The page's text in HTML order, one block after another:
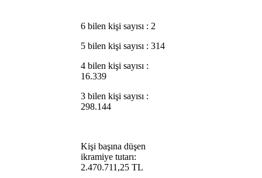
6 bilen kişi sayısı : 2
5 bilen kişi sayısı : 314
4 bilen kişi sayısı :
16.339
3 bilen kişi sayısı :
298.144
Kişi başına düşen
ikramiye tutarı:
2.470.711,25 TL